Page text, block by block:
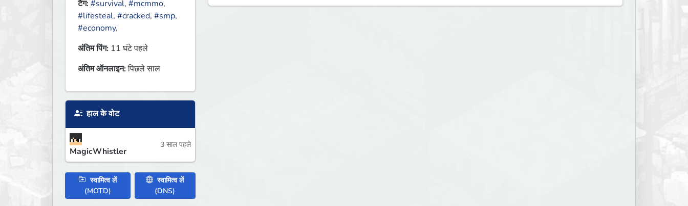
टैग:#survival, #mcmmo,
#lifesteal, #cracked, #smp,
#economy,
अंतिम पिंग: 11 घंटे पहले
अंतिम ऑनलाइन:पिछले साल
हाल के वोट
MagicWhistler
3 साल पहले
स्वामित्व लें
(MOTD)
स्वामित्व लें
(DNS)